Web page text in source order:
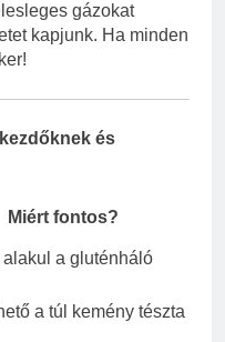
gázokat
kapjunk. Ha minden
és
Miért fontos?
a gluténháló
a túl kemény tészta